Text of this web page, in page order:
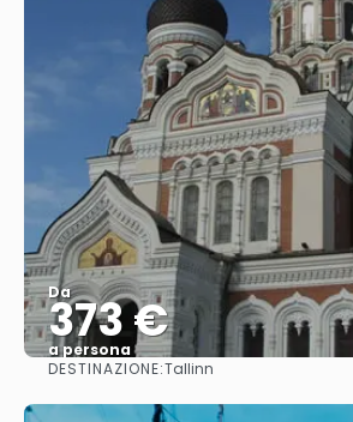
Da
373 €
a persona
DESTINAZIONE:Tallinn